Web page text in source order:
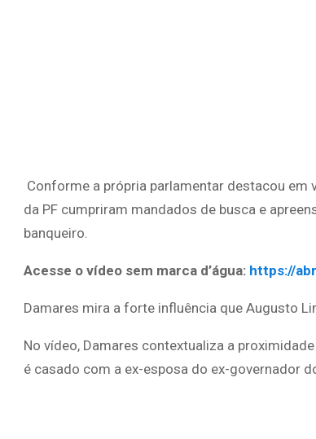
Conforme a própria parlamentar destacou em
da PF cumpriram mandados de busca e
banqueiro.
Acesse o vídeo sem marca d’água: https://
Damares mira a forte influência que Augusto
No vídeo, Damares contextualiza a
é casado com a ex-esposa do ex-governador